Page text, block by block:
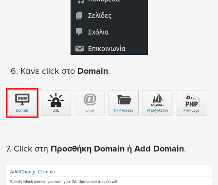
6. Κάνε click στο Domain.
7. Click στη Προσθήκη Domain ή Add Domain.